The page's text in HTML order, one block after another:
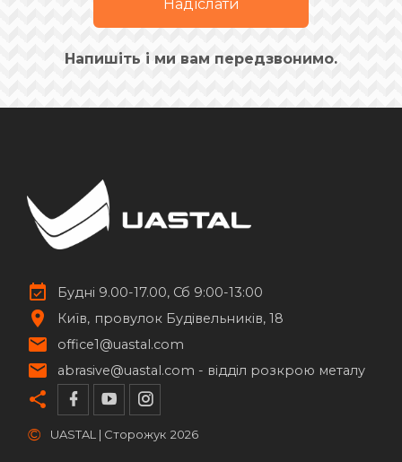
Надіслати
Напишіть і ми вам передзвонимо.
Будні 9.00-17.00, Сб 9:00-13:00
Київ
провулок Будівельників, 18
office1@uastal.com
abrasive@uastal.com - відділ розкрою металу
© UASTAL | Сторожук 2026